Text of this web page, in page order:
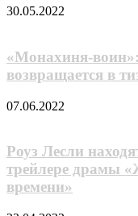
30.05.2022
«Монахиня-воин»:
возвращается в
07.06.2022
Роуз Лесли
трейлере драмы
времени»